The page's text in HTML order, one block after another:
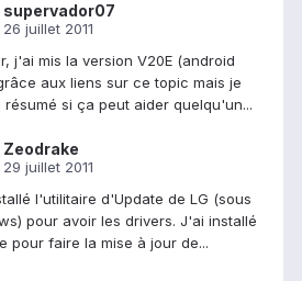
supervador07
26 juillet 2011
j'ai mis la version V20E (android
aux liens sur ce topic mais je
résumé si ça peut aider quelqu'un...
Zeodrake
29 juillet 2011
l'utilitaire d'Update de LG (sous
pour avoir les drivers. J'ai installé
pour faire la mise à jour de...